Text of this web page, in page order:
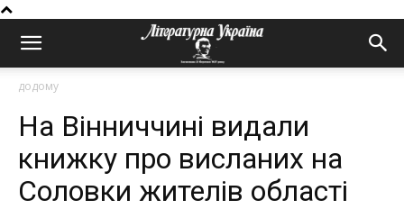
додому
На Вінниччині видали
книжку про висланих на
Соловки жителів області